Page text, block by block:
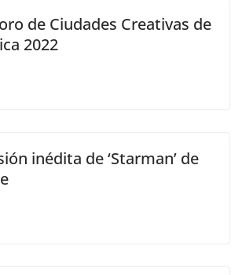
de Ciudades Creativas de
2022
inédita de ‘Starman’ de